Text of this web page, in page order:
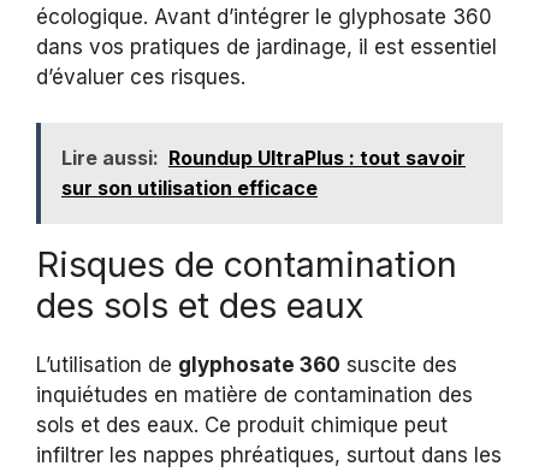
écologique. Avant d’intégrer le glyphosate 360
dans vos pratiques de jardinage, il est essentiel
d’évaluer ces risques.
Lire aussi: Roundup UltraPlus : tout savoir
sur son utilisation efficace
Risques de contamination
des sols et des eaux
L’utilisation de glyphosate 360 suscite des
inquiétudes en matière de contamination des
sols et des eaux. Ce produit chimique peut
infiltrer les nappes phréatiques, surtout dans les